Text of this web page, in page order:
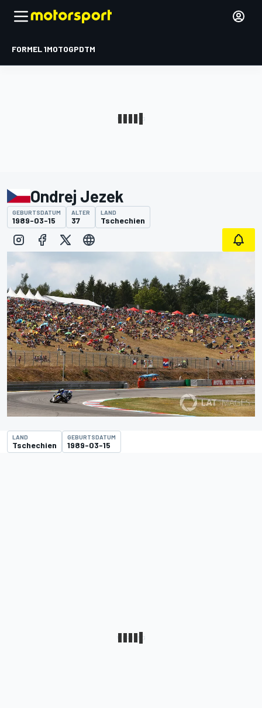
FORMEL 1MOTOGPDTM
Ondrej Jezek
GEBURTSDATUM
1989-03-15
ALTER
37
LAND
Tschechien
LAND
Tschechien
GEBURTSDATUM
1989-03-15